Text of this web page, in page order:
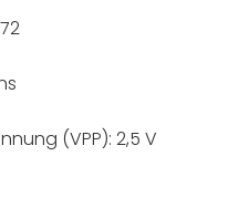
(VPP): 2,5 V